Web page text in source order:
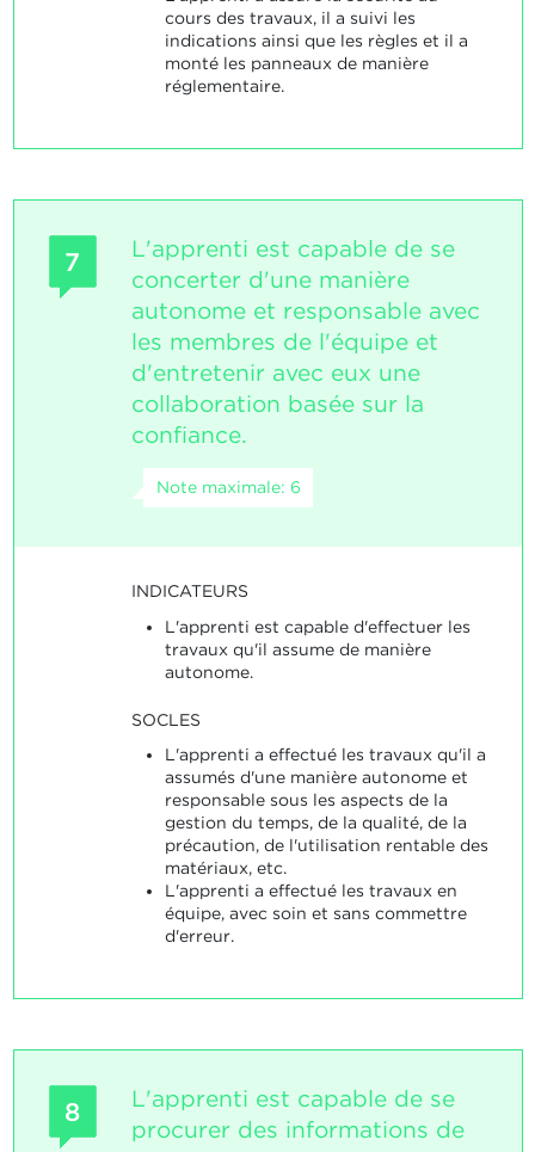
cours des travaux, il a suivi les
indications ainsi que les règles et il a
monté les panneaux de manière
réglementaire.
7
L'apprenti est capable de se
concerter d'une manière
autonome et responsable avec
les membres de l'équipe et
d'entretenir avec eux une
collaboration basée sur la
confiance.
Note maximale: 6
INDICATEURS
L'apprenti est capable d'effectuer les
travaux qu'il assume de manière
autonome.
SOCLES
L'apprenti a effectué les travaux qu'il a
assumés d'une manière autonome et
responsable sous les aspects de la
gestion du temps, de la qualité, de la
précaution, de l'utilisation rentable des
matériaux, etc.
L'apprenti a effectué les travaux en
équipe, avec soin et sans commettre
d'erreur.
8
L'apprenti est capable de se
procurer des informations de